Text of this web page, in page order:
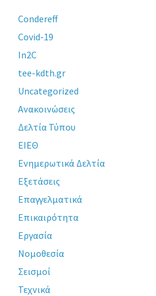
Condereff
Covid-19
In2C
tee-kdth.gr
Uncategorized
Ανακοινώσεις
Δελτία Τύπου
ΕΙΕΘ
Ενημερωτικά Δελτία
Εξετάσεις
Επαγγελματικά
Επικαιρότητα
Εργασία
Νομοθεσία
Σεισμοί
Τεχνικά